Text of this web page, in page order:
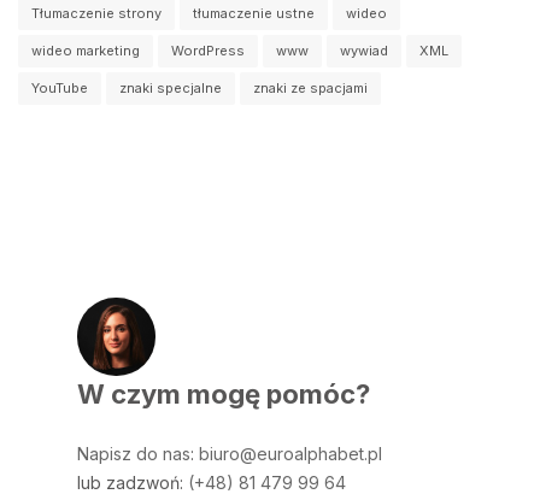
Tłumaczenie strony tłumaczenie ustne wideo
wideo marketing WordPress www wywiad XML
YouTube znaki specjalne znaki ze spacjami
W czym mogę pomóc?
Napisz do nas:biuro@euroalphabet.pl
lub zadzwoń: (+48) 81 479 99 64